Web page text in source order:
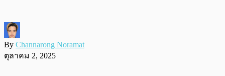
By Channarong Noramat
ตุลาคม 2, 2025